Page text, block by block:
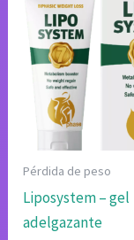
Pérdida de peso
Liposystem – gel
adelgazante